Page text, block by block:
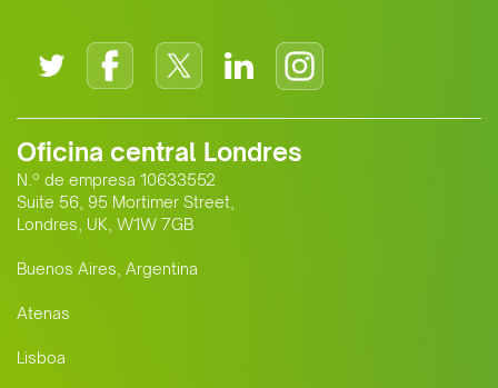
Oficina central Londres
N.º de empresa 10633552
Suite 56, 95 Mortimer Street,
Londres, UK, W1W 7GB
Buenos Aires, Argentina
Atenas
Lisboa